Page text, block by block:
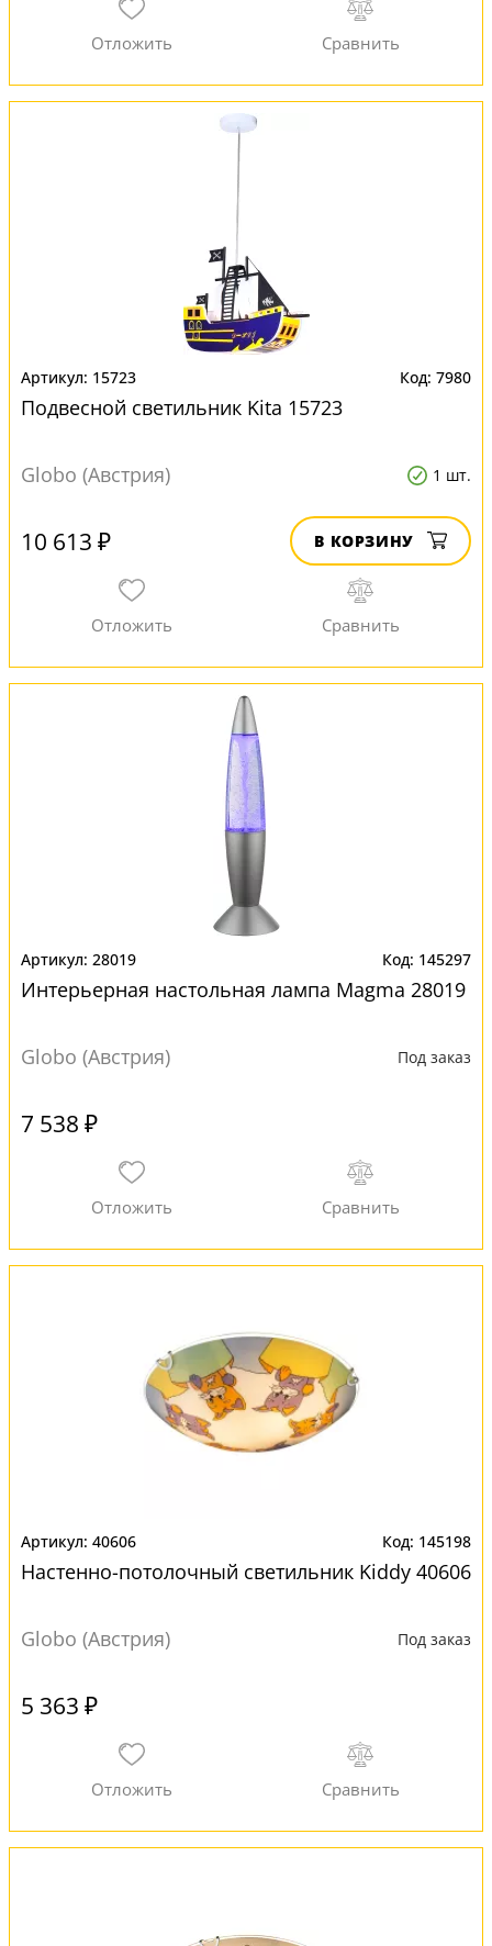
15723 7980
Подвесной светильник Kita 15723
Globo (Австрия) 1 шт.
10 613 ₽ В КОРЗИНУ
28019 145297
Интерьерная настольная лампа Magma 28019
Globo (Австрия) Под заказ
7 538 ₽
40606 145198
Настенно-потолочный светильник Kiddy 40606
Globo (Австрия) Под заказ
5 363 ₽